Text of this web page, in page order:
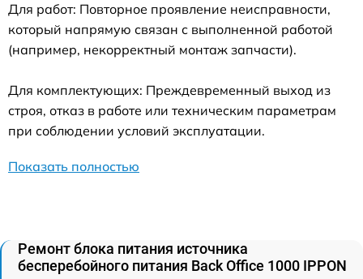
Для работ: Повторное проявление неисправности,
который напрямую связан с выполненной работой
(например, некорректный монтаж запчасти).
Для комплектующих: Преждевременный выход из
строя, отказ в работе или техническим параметрам
при соблюдении условий эксплуатации.
Показать полностью
Ремонт блока питания источника
бесперебойного питания Back Office 1000 IPPON